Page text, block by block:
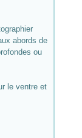
abords de
ou
le ventre et